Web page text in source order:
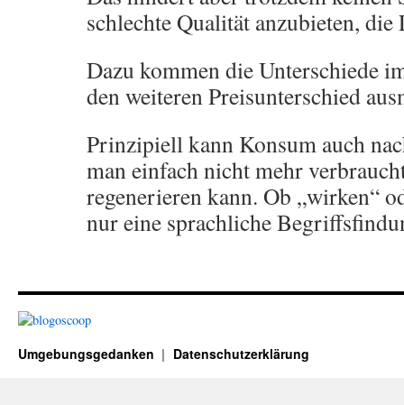
schlechte Qualität anzubieten, die
Dazu kommen die Unterschiede
den weiteren Preisunterschied
Prinzipiell kann Konsum auch
man einfach nicht mehr
regenerieren kann. Ob „wirken“
nur eine sprachliche
Umgebungsgedanken Datenschutzerklärung